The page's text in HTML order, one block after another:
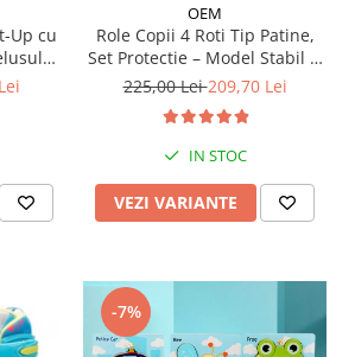
Up cu
OEM
Role Copii 4 Roti Tip Patine,
Set Protectie – Model Stabil si
Reglabil - Mov
225,00 Lei209,70 Lei
IN STOC
VEZI VARIANTE
-7%